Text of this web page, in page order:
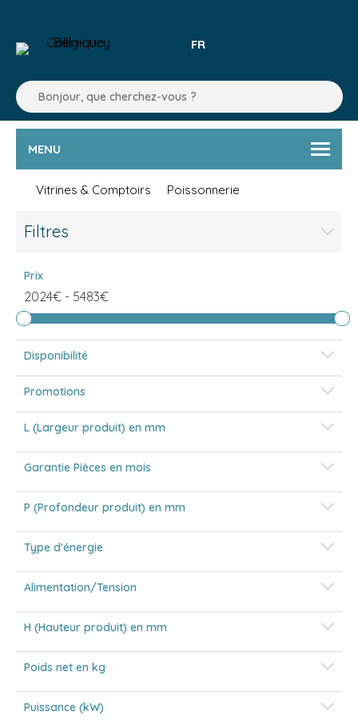
FR
MENU
Vitrines & Comptoirs Poissonnerie
Filtres
Prix
2024€ - 5483€
Disponibilité
Promotions
L (Largeur produit) en mm
Garantie Pièces en mois
P (Profondeur produit) en mm
Type d'énergie
Alimentation/Tension
H (Hauteur produit) en mm
Poids net en kg
Puissance (kW)